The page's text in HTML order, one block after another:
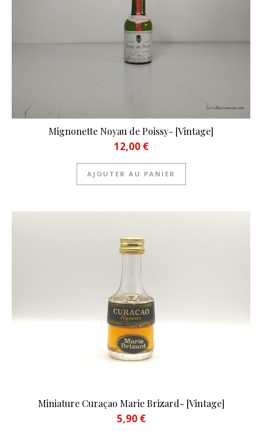
Mignonette Noyau de Poissy- [Vintage]
12,00 €
AJOUTER AU PANIER
Miniature Curaçao Marie Brizard- [Vintage]
5,90 €